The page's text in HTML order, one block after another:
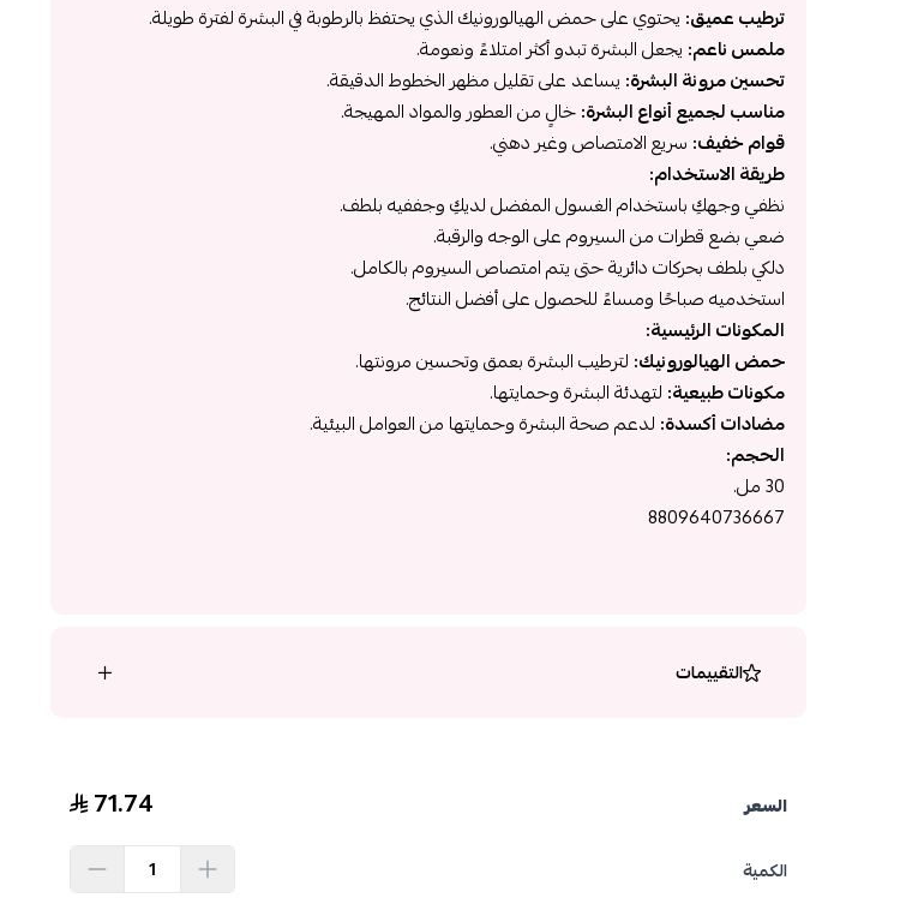
ترطيب عميق: يحتوي على حمض الهيالورونيك الذي يحتفظ بالرطوبة في البشرة لفترة طويلة.
ملمس ناعم: يجعل البشرة تبدو أكثر امتلاءً ونعومة.
تحسين مرونة البشرة: يساعد على تقليل مظهر الخطوط الدقيقة.
مناسب لجميع أنواع البشرة:خالٍ من العطور والمواد المهيجة.
قوام خفيف: سريع الامتصاص وغير دهني.
طريقة الاستخدام:
نظفي وجهكِ باستخدام الغسول المفضل لديكِ وجففيه بلطف.
ضعي بضع قطرات من السيروم على الوجه والرقبة.
دلكي بلطف بحركات دائرية حتى يتم امتصاص السيروم بالكامل.
استخدميه صباحًا ومساءً للحصول على أفضل النتائج.
المكونات الرئيسية:
حمض الهيالورونيك: لترطيب البشرة بعمق وتحسين مرونتها.
مكونات طبيعية: لتهدئة البشرة وحمايتها.
مضادات أكسدة: لدعم صحة البشرة وحمايتها من العوامل البيئية.
الحجم:
30 مل.
8809640736667
التقييمات
السعر 71.74
الكمية